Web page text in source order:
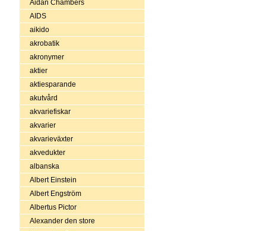
Aidan Chambers
AIDS
aikido
akrobatik
akronymer
aktier
aktiesparande
akutvård
akvariefiskar
akvarier
akvarieväxter
akvedukter
albanska
Albert Einstein
Albert Engström
Albertus Pictor
Alexander den store